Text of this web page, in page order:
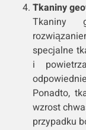
Tkaniny
Tkaniny
specjalne
i
Ponadto,
wzrost
przypadku